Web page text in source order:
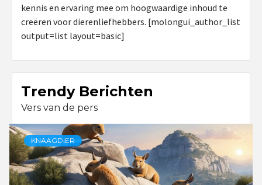
kennis en ervaring mee om hoogwaardige inhoud te
creëren voor dierenliefhebbers. [molongui_author_list
output=list layout=basic]
Trendy Berichten
Vers van de pers
KNAAGDIER